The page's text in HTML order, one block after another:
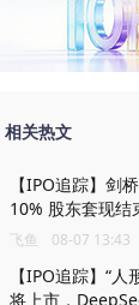
相关热文
【IPO追踪】剑
10% 股东套现结
飞鱼 08-07 13:43
【IPO追踪】“
将上市，